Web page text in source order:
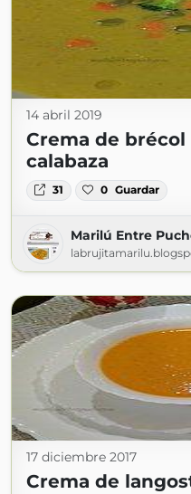
14 abril 2019
Crema de
calabaza
31 0 Guardar
Marilú Entre
17 diciembre 2017
Crema de